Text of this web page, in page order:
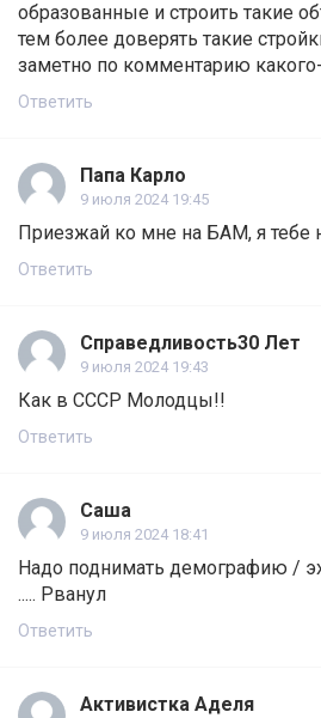
образованные и строить такие
тем более доверять такие
заметно по комментарию
Ответить
Папа Карло
9 июля 2024 19:45
Приезжай ко мне на БАМ, я тебе
Ответить
Справедливость30 Лет
9 июля 2024 19:43
Как в СССР Молодцы!!
Ответить
Саша
9 июля 2024 18:41
Надо поднимать демографию /
..... Рванул
Ответить
Активистка Аделя